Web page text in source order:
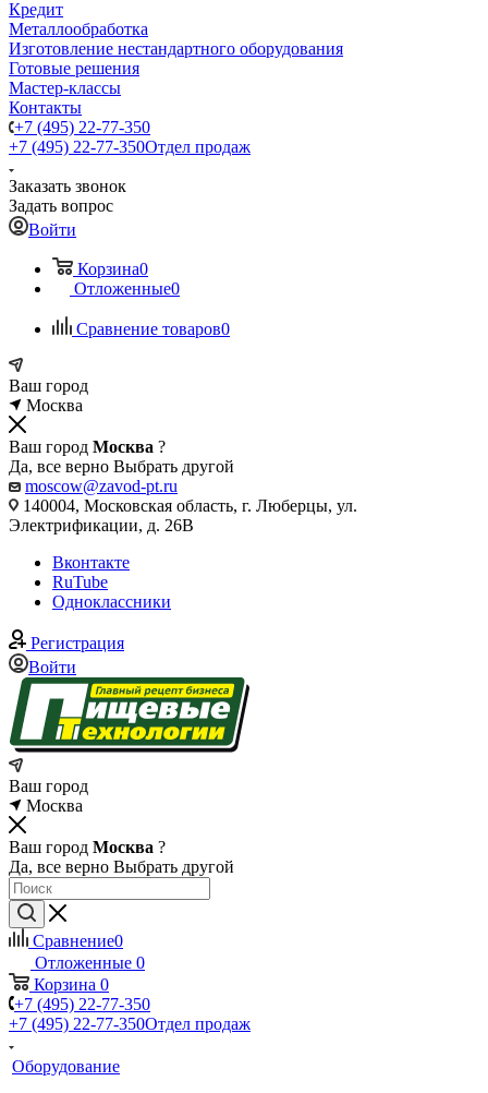
Кредит
Металлообработка
Изготовление нестандартного оборудования
Готовые решения
Мастер-классы
Контакты
+7 (495) 22-77-350
+7 (495) 22-77-350Отдел продаж
Заказать звонок
Задать вопрос
Войти
Корзина0
Отложенные0
Сравнение товаров0
Ваш город
Москва
Ваш город Москва ?
Да, все верно Выбрать другой
moscow@zavod-pt.ru
140004, Московская область, г. Люберцы, ул.
Электрификации, д. 26В
Вконтакте
RuTube
Одноклассники
Регистрация
Войти
Ваш город
Москва
Ваш город Москва ?
Да, все верно Выбрать другой
Сравнение0
Отложенные 0
Корзина 0
+7 (495) 22-77-350
+7 (495) 22-77-350Отдел продаж
Оборудование